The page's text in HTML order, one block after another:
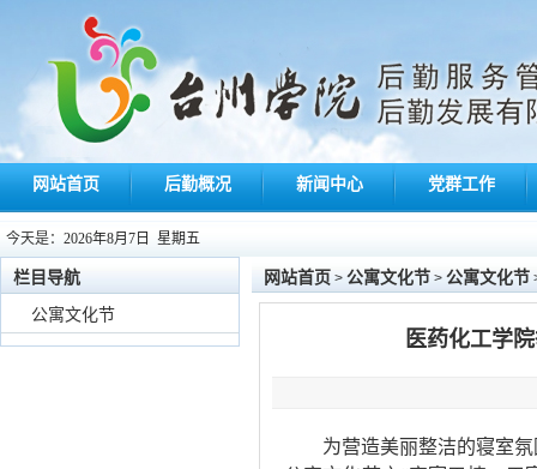
网站首页 后勤概况 新闻中心 党群工作
今天是： 2026年8月7日 星期五
栏目导航
公寓文化节
网站首页 > 公寓文化节 > 公寓文化节
医药化工学
为营造美丽整洁的寝室